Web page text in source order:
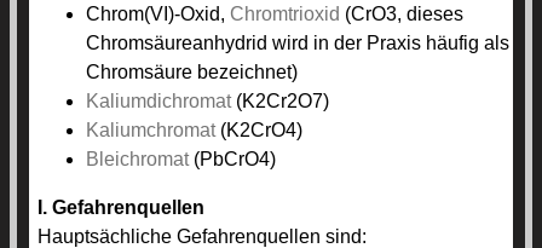
Chrom(VI)-Oxid, Chromtrioxid (CrO3, dieses
Chromsäureanhydrid wird in der Praxis häufig als
Chromsäure bezeichnet)
Kaliumdichromat(K2Cr2O7)
Kaliumchromat(K2CrO4)
Bleichromat(PbCrO4)
I. Gefahrenquellen
Hauptsächliche Gefahrenquellen sind: